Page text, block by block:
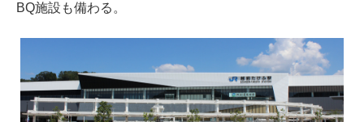
BQ施設も備わる。